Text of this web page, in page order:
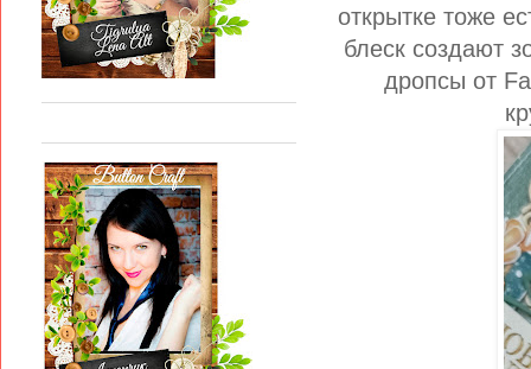
открытке тоже
блеск создают
дропсы от